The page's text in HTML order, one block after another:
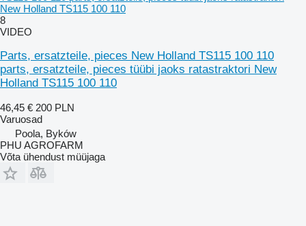
New Holland TS115 100 110
8
VIDEO
Parts, ersatzteile, pieces New Holland TS115 100 110
parts, ersatzteile, pieces tüübi jaoks ratastraktori New
Holland TS115 100 110
46,45 € 200 PLN
Varuosad
Poola, Byków
PHU AGROFARM
Võta ühendust müüjaga